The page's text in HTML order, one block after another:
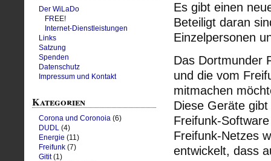
Es gibt einen
Beteiligt daran
Einzelpersonen
Das Dortmunder
und die vom
mitmachen
Diese Geräte
Freifunk-
Freifunk-Netzes
entwickelt, dass
Der WiLaDo
FREE!
Internet-Dienstleistungen
Links
Satzung
Spenden
Datenschutz
Impressum und Kontakt
Kategorien
Corona und Coronoia (6)
DUDL
(4)
Energie (11)
Freifunk(7)
Gitit(1)